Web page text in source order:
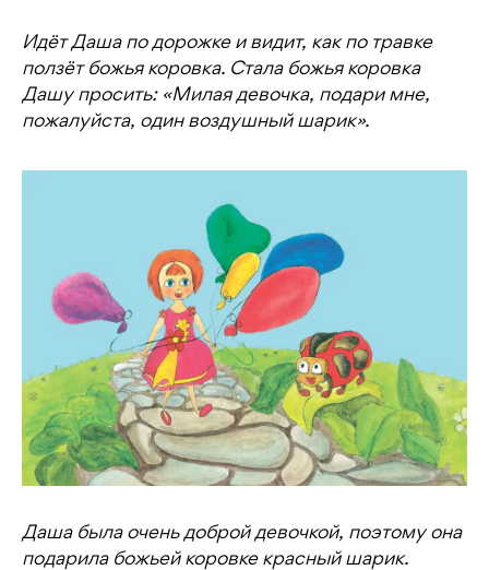
Идёт Даша по дорожке и видит, как по травке
ползёт божья коровка. Стала божья коровка
Дашу просить: «Милая девочка, подари мне,
пожалуйста, один воздушный шарик».
Даша была очень доброй девочкой, поэтому она
подарила божьей коровке красный шарик.